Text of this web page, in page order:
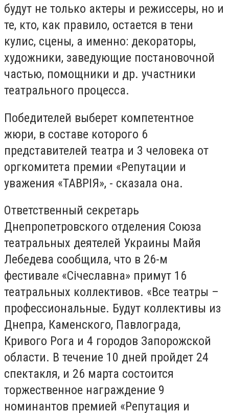
будут не только актеры и режиссеры, но и
те, кто, как правило, остается в тени
кулис, сцены, а именно: декораторы,
художники, заведующие постановочной
частью, помощники и др. участники
театрального процесса.
Победителей выберет компетентное
жюри, в составе которого 6
представителей театра и 3 человека от
оргкомитета премии «Репутации и
уважения «ТАВРІЯ», - сказала она.
Ответственный секретарь
Днепропетровского отделения Союза
театральных деятелей Украины Майя
Лебедева сообщила, что в 26-м
фестивале «Січеславна» примут 16
театральных коллективов. «Все театры –
профессиональные. Будут коллективы из
Днепра, Каменского, Павлограда,
Кривого Рога и 4 городов Запорожской
области. В течение 10 дней пройдет 24
спектакля, и 26 марта состоится
торжественное награждение 9
номинантов премией «Репутация и